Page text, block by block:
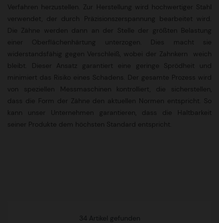
Verfahren herzustellen. Zur Herstellung wird hochwertiger Stahl
verwendet, der durch Präzisionszerspannung bearbeitet wird.
Die Zähne werden dann an der Stelle der größten Belastung
einer Oberflächenhärtung unterzogen. Dies macht sie
widerstandsfähig gegen Verschleiß, wobei der Zahnkern weich
bleibt. Dieser Ansatz garantiert eine geringe Sprödheit und
minimiert das Risiko eines Schadens. Der gesamte Prozess wird
von speziellen Messmaschinen kontrolliert, die sicherstellen,
dass die Form der Zähne den aktuellen Normen entspricht. So
kann unser Unternehmen garantieren, dass die Haltbarkeit
seiner Produkte dem höchsten Standard entspricht.
34 Artikel gefunden